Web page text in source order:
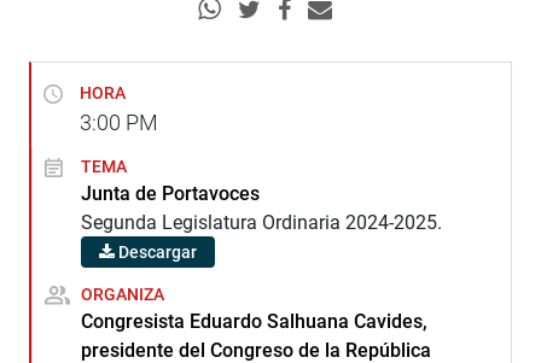
HORA
3:00 PM
TEMA
Junta de Portavoces
Segunda Legislatura Ordinaria 2024-2025.
Descargar
ORGANIZA
Congresista Eduardo Salhuana Cavides,
presidente del Congreso de la República